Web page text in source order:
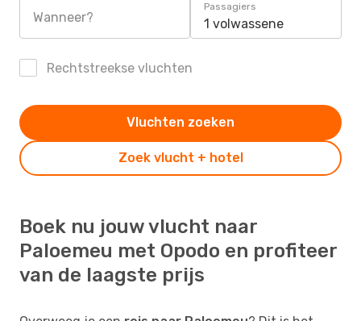
Wanneer?
Passagiers
1 volwassene
Rechtstreekse vluchten
Zoek vlucht + hotel
Vluchten zoeken
Boek nu jouw vlucht naar
Paloemeu met Opodo en profiteer
van de laagste prijs